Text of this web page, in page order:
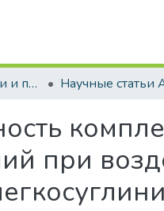
Кафедра агрохимии и почвоведения Научные статьи
при